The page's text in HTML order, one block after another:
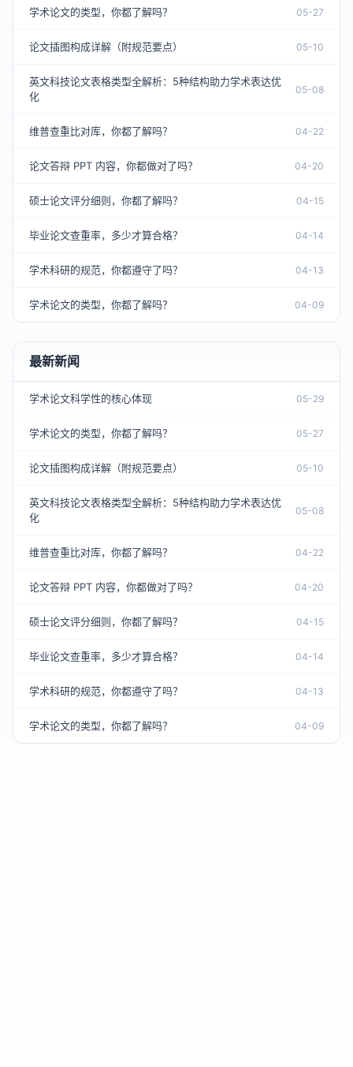
学术论文的类型，你都了解吗？ 05-27
论文插图构成详解（附规范要点） 05-10
英文科技论文表格类型全解析：5种结构助力学术表达优
化
05-08
维普查重比对库，你都了解吗？ 04-22
论文答辩 PPT 内容，你都做对了吗？ 04-20
硕士论文评分细则，你都了解吗？ 04-15
毕业论文查重率，多少才算合格？ 04-14
学术科研的规范，你都遵守了吗？ 04-13
学术论文的类型，你都了解吗？ 04-09
最新新闻
学术论文科学性的核心体现 05-29
学术论文的类型，你都了解吗？ 05-27
论文插图构成详解（附规范要点） 05-10
英文科技论文表格类型全解析：5种结构助力学术表达优
化
05-08
维普查重比对库，你都了解吗？ 04-22
论文答辩 PPT 内容，你都做对了吗？ 04-20
硕士论文评分细则，你都了解吗？ 04-15
毕业论文查重率，多少才算合格？ 04-14
学术科研的规范，你都遵守了吗？ 04-13
学术论文的类型，你都了解吗？ 04-09